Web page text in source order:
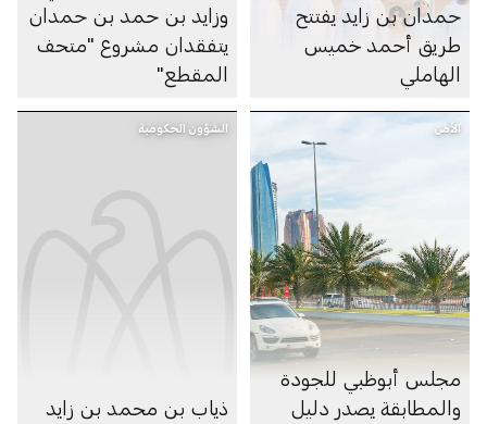
حمدان بن زايد يفتتح
طريق أحمد خميس
الهاملي
وزايد بن حمد بن حمدان
يتفقدان مشروع "متحف
المقطع"
الأمن
مجلس أبوظبي للجودة
والمطابقة يصدر دليل
الشؤون الحكومية
ذياب بن محمد بن زايد